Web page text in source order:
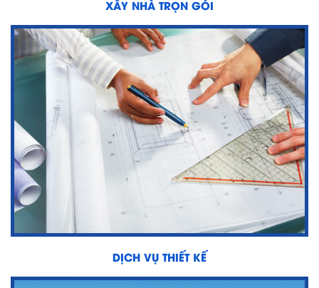
XÂY NHÀ TRỌN GÓI
DỊCH VỤ THIẾT KẾ